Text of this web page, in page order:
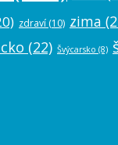
zdraví (10) zima
(22) Švýcarsko (8)